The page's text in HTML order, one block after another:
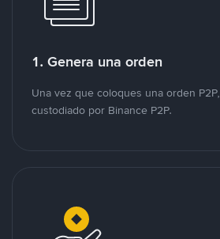
1. Genera una orden
Una vez que coloques una orden
custodiado por Binance P2P.